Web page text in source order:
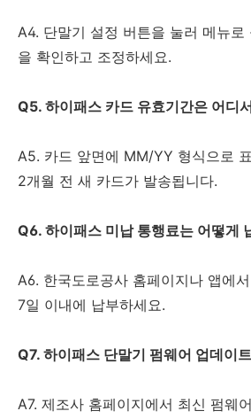
A4. 단말기 설정 버튼을 눌러 메뉴로
을 확인하고 조정하세요.
Q5. 하이패스 카드 유효기간은 어디
A5. 카드 앞면에 MM/YY 형식으로
2개월 전 새 카드가 발송됩니다.
Q6. 하이패스 미납 통행료는 어떻게
A6. 한국도로공사 홈페이지나 앱에
7일 이내에 납부하세요.
Q7. 하이패스 단말기 펌웨어 업데이
A7. 제조사 홈페이지에서 최신 펌웨